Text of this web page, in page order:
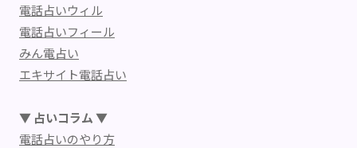
電話占いウィル
電話占いフィール
みん電占い
エキサイト電話占い
▼ 占いコラム ▼
電話占いのやり方